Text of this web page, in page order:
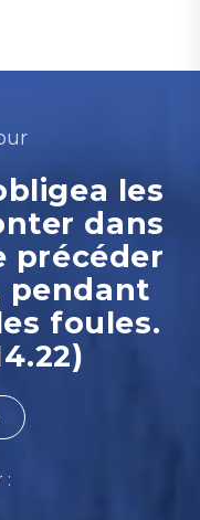
les
dans
précéder
pendant
foules.
: